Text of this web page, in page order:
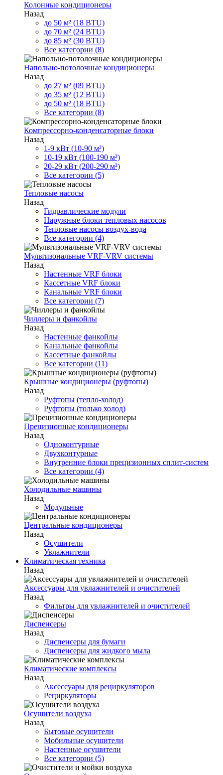
Колонные кондиционеры
Назад
до 50 м² (18 BTU)
до 70 м² (24 BTU)
до 85 м² (30 BTU)
Все категории (8)
Напольно-потолочные кондиционеры
Назад
до 27 м² (09 BTU)
до 35 м² (12 BTU)
до 50 м² (18 BTU)
Все категории (8)
Компрессорно-конденсаторные блоки
Назад
1-9 кВт (10-90 м²)
10-19 кВт (100-190 м²)
20-29 кВт (200-290 м²)
Все категории (5)
Тепловые насосы
Назад
Гидравлические модули
Наружные блоки тепловых насосов
Тепловые насосы воздух-вода
Все категории (4)
Мультизональные VRF-VRV системы
Назад
Настенные VRF блоки
Кассетные VRF блоки
Канальные VRF блоки
Все категории (7)
Чиллеры и фанкойлы
Назад
Настенные фанкойлы
Канальные фанкойлы
Кассетные фанкойлы
Все категории (11)
Крышные кондиционеры (руфтопы)
Назад
Руфтопы (тепло-холод)
Руфтопы (только холод)
Прецизионные кондиционеры
Назад
Одноконтурные
Двухконтурные
Внутренние блоки прецизионных сплит-систем
Все категории (4)
Холодильные машины
Назад
Модульные
Центральные кондиционеры
Назад
Осушители
Увлажнители
Климатическая техника
Назад
Аксессуары для увлажнителей и очистителей
Назад
Фильтры для увлажнителей и очистителей
Диспенсеры
Назад
Диспенсеры для бумаги
Диспенсеры для жидкого мыла
Климатические комплексы
Назад
Аксессуары для рециркуляторов
Рециркуляторы
Осушители воздуха
Назад
Бытовые осушители
Мобильные осушители
Настенные осушители
Все категории (5)